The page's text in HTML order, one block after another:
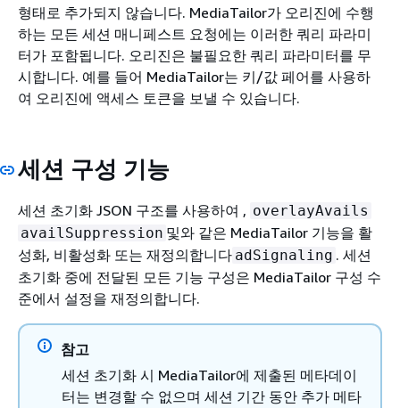
형태로 추가되지 않습니다. MediaTailor가 오리진에 수행
하는 모든 세션 매니페스트 요청에는 이러한 쿼리 파라미
터가 포함됩니다. 오리진은 불필요한 쿼리 파라미터를 무
시합니다. 예를 들어 MediaTailor는 키/값 페어를 사용하
여 오리진에 액세스 토큰을 보낼 수 있습니다.
세션 구성 기능
세션 초기화 JSON 구조를 사용하여 , overlayAvails
availSuppression 및와 같은 MediaTailor 기능을 활
성화, 비활성화 또는 재정의합니다 adSignaling . 세션
초기화 중에 전달된 모든 기능 구성은 MediaTailor 구성 수
준에서 설정을 재정의합니다.
참고
세션 초기화 시 MediaTailor에 제출된 메타데이
터는 변경할 수 없으며 세션 기간 동안 추가 메타